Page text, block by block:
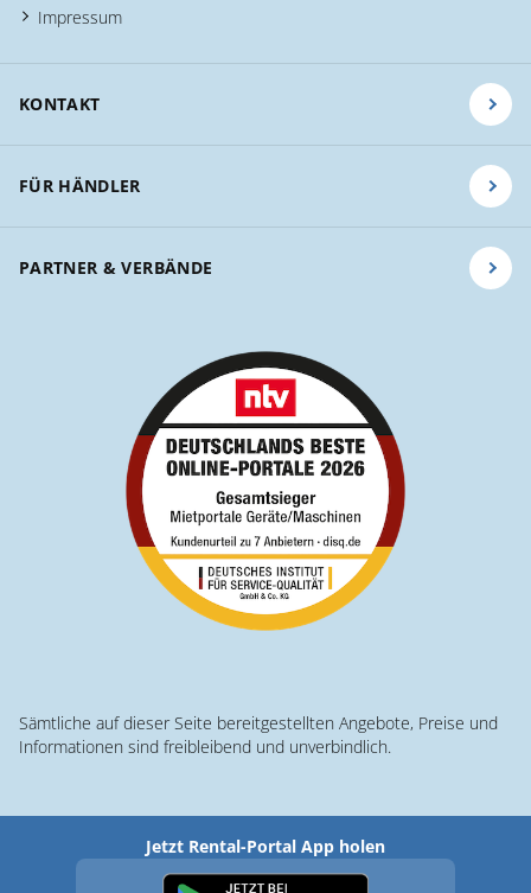
Impressum
KONTAKT
FÜR HÄNDLER
PARTNER & VERBÄNDE
Sämtliche auf dieser Seite bereitgestellten Angebote, Preise und
Informationen sind freibleibend und unverbindlich.
Jetzt Rental-Portal App holen